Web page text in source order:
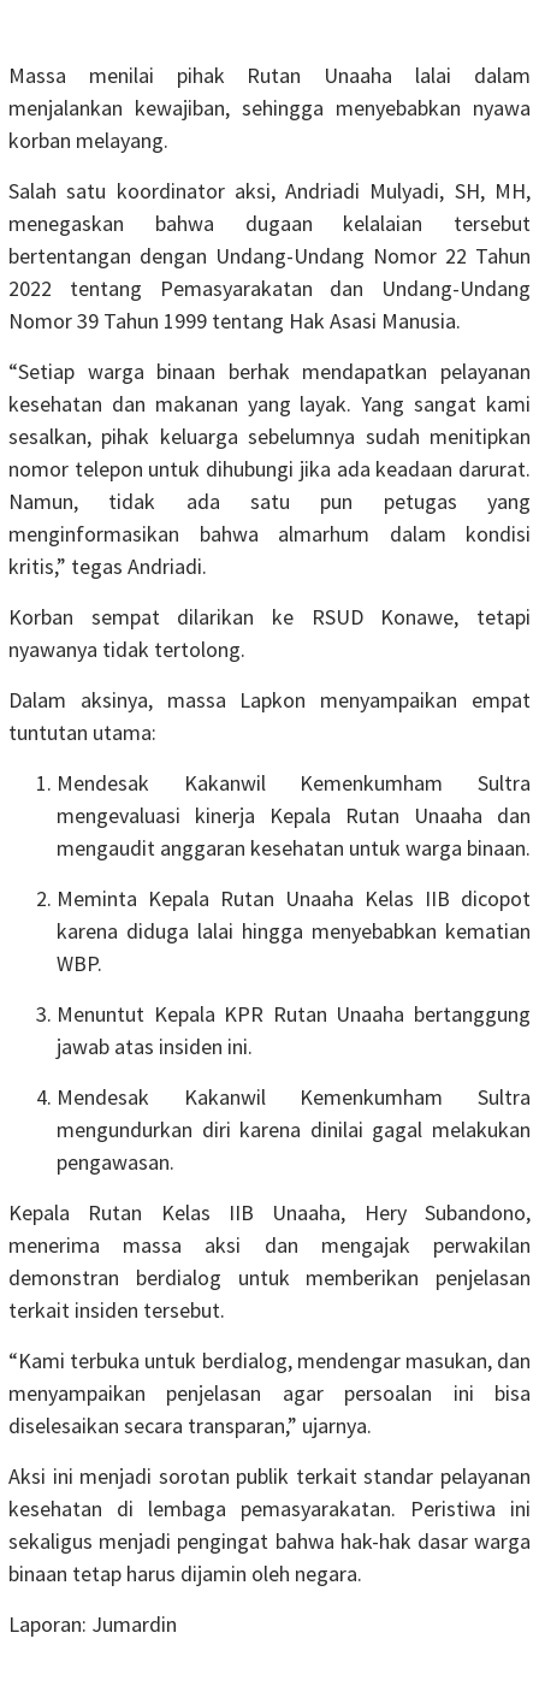
Massa menilai pihak Rutan Unaaha lalai dalam
menjalankan kewajiban, sehingga menyebabkan nyawa
korban melayang.
Salah satu koordinator aksi, Andriadi Mulyadi, SH, MH,
menegaskan bahwa dugaan kelalaian tersebut
bertentangan dengan Undang-Undang Nomor 22 Tahun
2022 tentang Pemasyarakatan dan Undang-Undang
Nomor 39 Tahun 1999 tentang Hak Asasi Manusia.
“Setiap warga binaan berhak mendapatkan pelayanan
kesehatan dan makanan yang layak. Yang sangat kami
sesalkan, pihak keluarga sebelumnya sudah menitipkan
nomor telepon untuk dihubungi jika ada keadaan darurat.
Namun, tidak ada satu pun petugas yang
menginformasikan bahwa almarhum dalam kondisi
kritis,” tegas Andriadi.
Korban sempat dilarikan ke RSUD Konawe, tetapi
nyawanya tidak tertolong.
Dalam aksinya, massa Lapkon menyampaikan empat
tuntutan utama:
Mendesak Kakanwil Kemenkumham Sultra
mengevaluasi kinerja Kepala Rutan Unaaha dan
mengaudit anggaran kesehatan untuk warga binaan.
Meminta Kepala Rutan Unaaha Kelas IIB dicopot
karena diduga lalai hingga menyebabkan kematian
WBP.
Menuntut Kepala KPR Rutan Unaaha bertanggung
jawab atas insiden ini.
Mendesak Kakanwil Kemenkumham Sultra
mengundurkan diri karena dinilai gagal melakukan
pengawasan.
Kepala Rutan Kelas IIB Unaaha, Hery Subandono,
menerima massa aksi dan mengajak perwakilan
demonstran berdialog untuk memberikan penjelasan
terkait insiden tersebut.
“Kami terbuka untuk berdialog, mendengar masukan, dan
menyampaikan penjelasan agar persoalan ini bisa
diselesaikan secara transparan,” ujarnya.
Aksi ini menjadi sorotan publik terkait standar pelayanan
kesehatan di lembaga pemasyarakatan. Peristiwa ini
sekaligus menjadi pengingat bahwa hak-hak dasar warga
binaan tetap harus dijamin oleh negara.
Laporan: Jumardin